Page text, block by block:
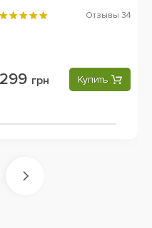
Отзывы 34
299 грн Купить